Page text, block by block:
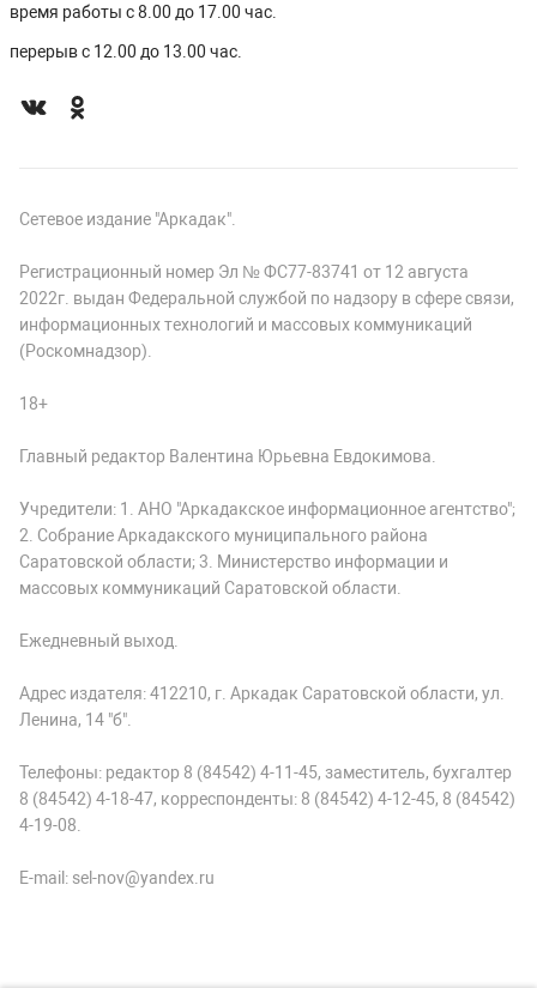
время работы с 8.00 до 17.00 час.
перерыв с 12.00 до 13.00 час.
Сетевое издание "Аркадак".
Регистрационный номер Эл № ФС77-83741 от 12 августа
2022г. выдан Федеральной службой по надзору в сфере связи,
информационных технологий и массовых коммуникаций
(Роскомнадзор).
18+
Главный редактор Валентина Юрьевна Евдокимова.
Учредители: 1. АНО "Аркадакское информационное агентство";
2. Собрание Аркадакского муниципального района
Саратовской области; 3. Министерство информации и
массовых коммуникаций Саратовской области.
Ежедневный выход.
Адрес издателя: 412210, г. Аркадак Саратовской области, ул.
Ленина, 14 "б".
Телефоны: редактор 8 (84542) 4-11-45, заместитель, бухгалтер
8 (84542) 4-18-47, корреспонденты: 8 (84542) 4-12-45, 8 (84542)
4-19-08.
E-mail: sel-nov@yandex.ru